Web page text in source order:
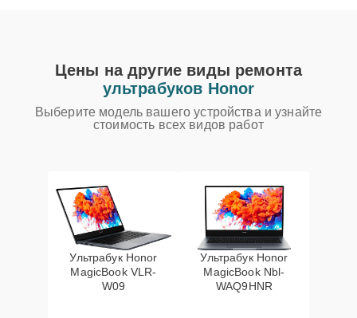
Цены на другие виды ремонта
ультрабуков Honor
Выберите модель вашего устройства и узнайте
стоимость всех видов работ
Ультрабук Honor
MagicBook VLR-
W09
Ультрабук Honor
MagicBook Nbl-
WAQ9HNR